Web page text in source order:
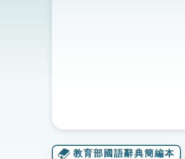
教育部國語辭典簡編本